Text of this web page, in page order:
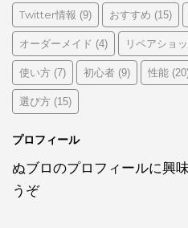
Twitter情報 (9) おすすめ (15)
オーダーメイド (4) リペアショ
使い方 (7) 初心者 (9) 性能
選び方 (15)
プロフィール
ぬブロのプロフィールに興
うぞ